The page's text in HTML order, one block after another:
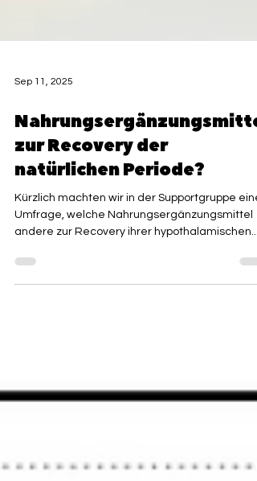
Sep 11, 2025
Nahrungsergänzungsmittel
zur Recovery der
natürlichen Periode?
Umfrage, welche Nahrungsergänzungsmittel